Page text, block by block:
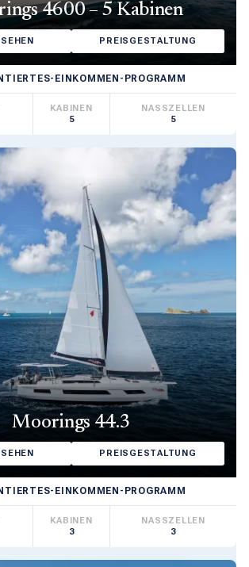
4600 – 5 Kabinen
PREISGESTALTUNG
EINKOMMEN-PROGRAMM
KABINEN
5
NASSZELLEN
5
Moorings 44.3
PREISGESTALTUNG
EINKOMMEN-PROGRAMM
KABINEN
3
NASSZELLEN
3